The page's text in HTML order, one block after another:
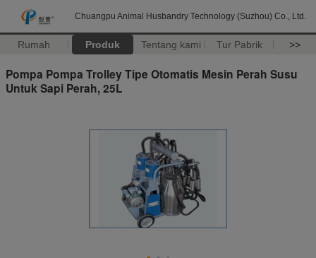
Chuangpu Animal Husbandry Technology (Suzhou) Co., Ltd.
Rumah Produk Tentang kami Tur Pabrik >>
Pompa Pompa Trolley Tipe Otomatis Mesin Perah Susu
Untuk Sapi Perah, 25L